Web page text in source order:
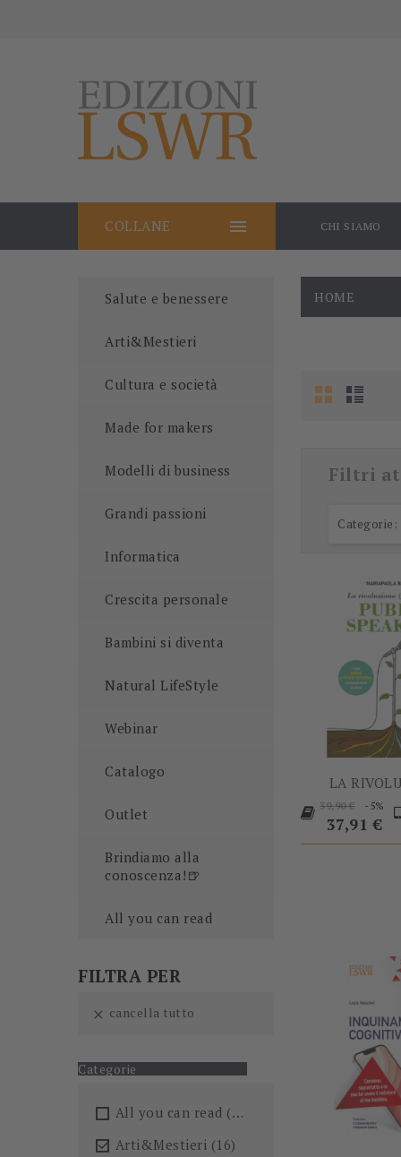

COLLANE CHI SIAMO
Salute e benessere
Arti&Mestieri
Cultura e società
Made for makers
Modelli di business
Grandi passioni
Informatica
Crescita personale
Bambini si diventa
Natural LifeStyle
Webinar
Catalogo
Outlet
Brindiamo alla
conoscenza!🍺
All you can read
FILTRA PER
 cancella tutto
Categorie
All you can read (205)
 Arti&Mestieri (16)
HOME
Filtri
Categorie:
LA
Prezzo
base
39,90 € -5%
37,91 €